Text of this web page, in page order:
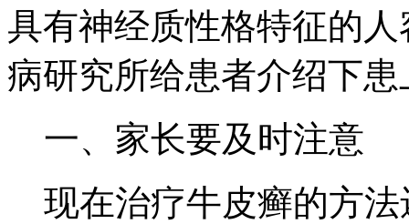
具有神经质性格特征的
病研究所给患者介绍下
一、家长要及时注意
现在治疗牛皮癣的方法